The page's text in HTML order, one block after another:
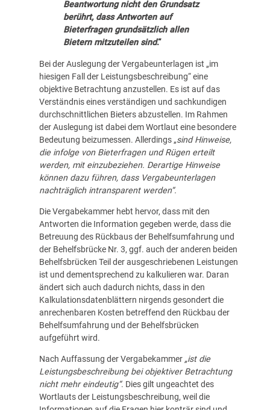
Beantwortung nicht den Grundsatz
berührt, dass Antworten auf
Bieterfragen grundsätzlich allen
Bietern mitzuteilen sind.“
Bei der Auslegung der Vergabeunterlagen ist „im
hiesigen Fall der Leistungsbeschreibung“ eine
objektive Betrachtung anzustellen. Es ist auf das
Verständnis eines verständigen und sachkundigen
durchschnittlichen Bieters abzustellen. Im Rahmen
der Auslegung ist dabei dem Wortlaut eine besondere
Bedeutung beizumessen. Allerdings „sind Hinweise,
die infolge von Bieterfragen und Rügen erteilt
werden, mit einzubeziehen. Derartige Hinweise
können dazu führen, dass Vergabeunterlagen
nachträglich intransparent werden“.
Die Vergabekammer hebt hervor, dass mit den
Antworten die Information gegeben werde, dass die
Betreuung des Rückbaus der Behelfsumfahrung und
der Behelfsbrücke Nr. 3, ggf. auch der anderen beiden
Behelfsbrücken Teil der ausgeschriebenen Leistungen
ist und dementsprechend zu kalkulieren war. Daran
ändert sich auch dadurch nichts, dass in den
Kalkulationsdatenblättern nirgends gesondert die
anrechenbaren Kosten betreffend den Rückbau der
Behelfsumfahrung und der Behelfsbrücken
aufgeführt wird.
Nach Auffassung der Vergabekammer „ist die
Leistungsbeschreibung bei objektiver Betrachtung
nicht mehr eindeutig“. Dies gilt ungeachtet des
Wortlauts der Leistungsbeschreibung, weil die